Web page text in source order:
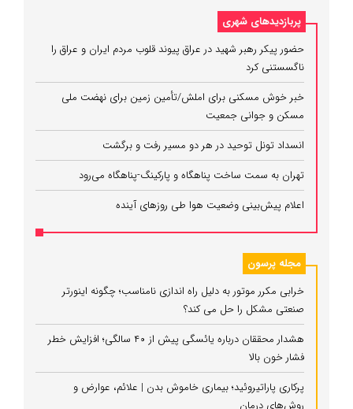
پربازدیدهای شهری
حضور پیکر رهبر شهید در عراق پیوند قلوب مردم ایران و عراق را
ناگسستنی کرد
خبر خوش مسکنی برای املش/تأمین زمین برای نهضت ملی
مسکن و جوانی جمعیت
انسداد تونل توحید در هر دو مسیر رفت و برگشت
تهران به سمت ساخت پناهگاه و پارکینگ‌-پناهگاه می‌رود
اعلام پیش‌بینی وضعیت هوا طی روزهای آینده
مجله پرسون
خرابی مکرر موتور به دلیل راه‌ اندازی نامناسب؛ چگونه اینورتر
صنعتی مشکل را حل می‌ کند؟
هشدار محققان درباره یائسگی پیش از ۴۰ سالگی؛ افزایش خطر
فشار خون بالا
پرکاری پاراتیروئید؛ بیماری خاموش بدن | علائم، عوارض و